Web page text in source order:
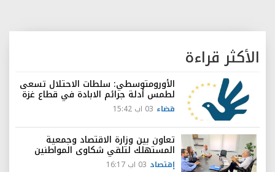
الأكثر قراءة
الأورومتوسطي: سلطات الاحتلال تسعى
لطمس أدلة جرائم الابادة في قطاع غزة
قضاء 03 اب 15:42
تعاون بين وزارة الاقتصاد وجمعية
المستهلك لتلقي شكاوى المواطنين
إقتصاد 03 اب 16:17